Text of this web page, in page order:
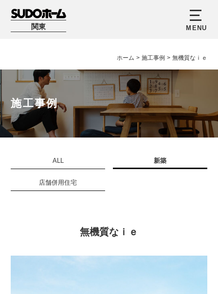
関東
ホーム > 施工事例 > 無機質なｉｅ
施工事例
ALL 新築
店舗併用住宅
無機質なｉｅ